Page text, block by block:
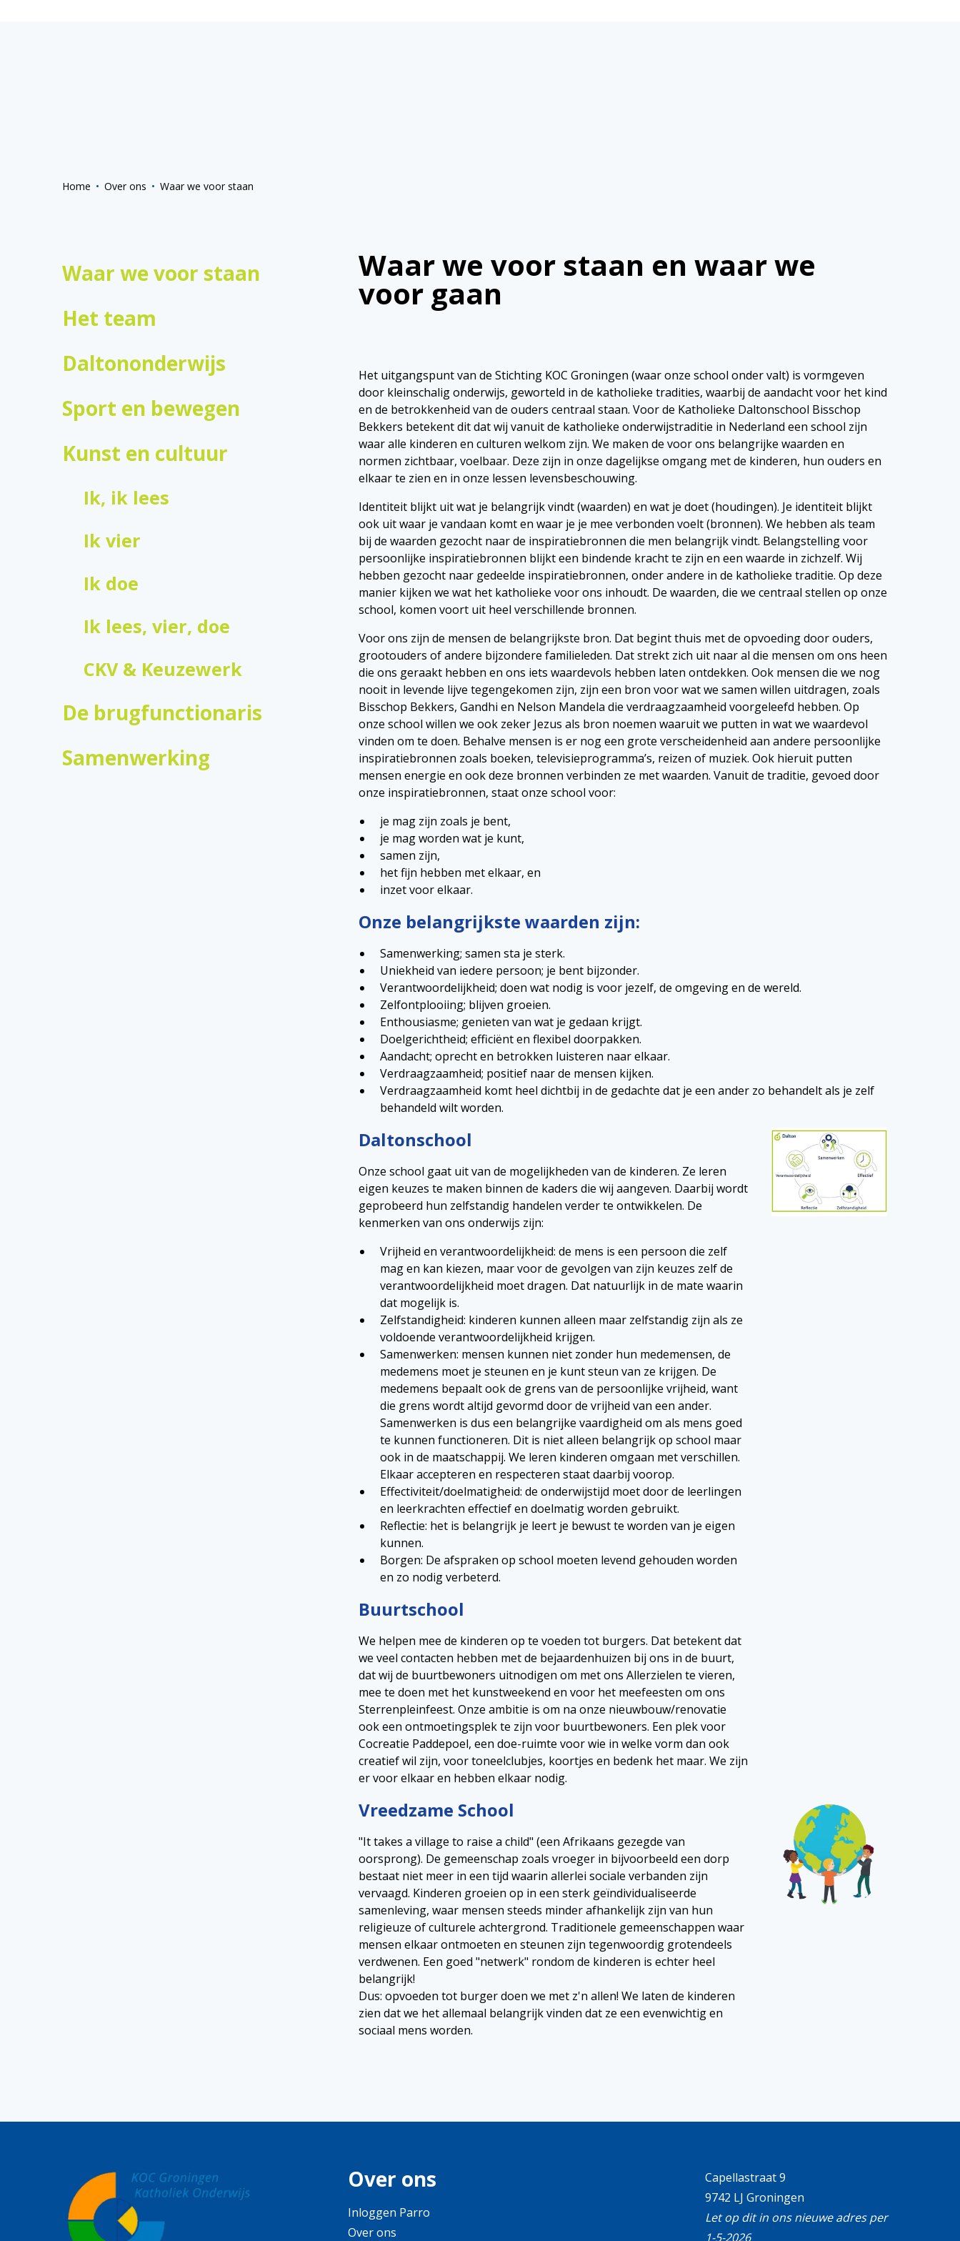
Home Over ons Waar we voor staan
Waar we voor staan
Het team
Daltononderwijs
Sport en bewegen
Kunst en cultuur
Ik, ik lees
Ik vier
Ik doe
Ik lees, vier, doe
CKV & Keuzewerk
De brugfunctionaris
Samenwerking
Waar we voor staan en waar we
voor gaan
Het uitgangspunt van de Stichting KOC Groningen (waar onze school onder valt) is vormgeven
door kleinschalig onderwijs, geworteld in de katholieke tradities, waarbij de aandacht voor het kind
en de betrokkenheid van de ouders centraal staan. Voor de Katholieke Daltonschool Bisschop
Bekkers betekent dit dat wij vanuit de katholieke onderwijstraditie in Nederland een school zijn
waar alle kinderen en culturen welkom zijn. We maken de voor ons belangrijke waarden en
normen zichtbaar, voelbaar. Deze zijn in onze dagelijkse omgang met de kinderen, hun ouders en
elkaar te zien en in onze lessen levensbeschouwing.
Identiteit blijkt uit wat je belangrijk vindt (waarden) en wat je doet (houdingen). Je identiteit blijkt
ook uit waar je vandaan komt en waar je je mee verbonden voelt (bronnen). We hebben als team
bij de waarden gezocht naar de inspiratiebronnen die men belangrijk vindt. Belangstelling voor
persoonlijke inspiratiebronnen blijkt een bindende kracht te zijn en een waarde in zichzelf. Wij
hebben gezocht naar gedeelde inspiratiebronnen, onder andere in de katholieke traditie. Op deze
manier kijken we wat het katholieke voor ons inhoudt. De waarden, die we centraal stellen op onze
school, komen voort uit heel verschillende bronnen.
Voor ons zijn de mensen de belangrijkste bron. Dat begint thuis met de opvoeding door ouders,
grootouders of andere bijzondere familieleden. Dat strekt zich uit naar al die mensen om ons heen
die ons geraakt hebben en ons iets waardevols hebben laten ontdekken. Ook mensen die we nog
nooit in levende lijve tegengekomen zijn, zijn een bron voor wat we samen willen uitdragen, zoals
Bisschop Bekkers, Gandhi en Nelson Mandela die verdraagzaamheid voorgeleefd hebben. Op
onze school willen we ook zeker Jezus als bron noemen waaruit we putten in wat we waardevol
vinden om te doen. Behalve mensen is er nog een grote verscheidenheid aan andere persoonlijke
inspiratiebronnen zoals boeken, televisieprogramma’s, reizen of muziek. Ook hieruit putten
mensen energie en ook deze bronnen verbinden ze met waarden. Vanuit de traditie, gevoed door
onze inspiratiebronnen, staat onze school voor:
je mag zijn zoals je bent,
je mag worden wat je kunt,
samen zijn,
het fijn hebben met elkaar, en
inzet voor elkaar.
Onze belangrijkste waarden zijn:
Samenwerking; samen sta je sterk.
Uniekheid van iedere persoon; je bent bijzonder.
Verantwoordelijkheid; doen wat nodig is voor jezelf, de omgeving en de wereld.
Zelfontplooiing; blijven groeien.
Enthousiasme; genieten van wat je gedaan krijgt.
Doelgerichtheid; efficiënt en flexibel doorpakken.
Aandacht; oprecht en betrokken luisteren naar elkaar.
Verdraagzaamheid; positief naar de mensen kijken.
Verdraagzaamheid komt heel dichtbij in de gedachte dat je een ander zo behandelt als je zelf
behandeld wilt worden.
Daltonschool
Onze school gaat uit van de mogelijkheden van de kinderen. Ze leren
eigen keuzes te maken binnen de kaders die wij aangeven. Daarbij wordt
geprobeerd hun zelfstandig handelen verder te ontwikkelen. De
kenmerken van ons onderwijs zijn:
Vrijheid en verantwoordelijkheid: de mens is een persoon die zelf
mag en kan kiezen, maar voor de gevolgen van zijn keuzes zelf de
verantwoordelijkheid moet dragen. Dat natuurlijk in de mate waarin
dat mogelijk is.
Zelfstandigheid: kinderen kunnen alleen maar zelfstandig zijn als ze
voldoende verantwoordelijkheid krijgen.
Samenwerken: mensen kunnen niet zonder hun medemensen, de
medemens moet je steunen en je kunt steun van ze krijgen. De
medemens bepaalt ook de grens van de persoonlijke vrijheid, want
die grens wordt altijd gevormd door de vrijheid van een ander.
Samenwerken is dus een belangrijke vaardigheid om als mens goed
te kunnen functioneren. Dit is niet alleen belangrijk op school maar
ook in de maatschappij. We leren kinderen omgaan met verschillen.
Elkaar accepteren en respecteren staat daarbij voorop.
Effectiviteit/doelmatigheid: de onderwijstijd moet door de leerlingen
en leerkrachten effectief en doelmatig worden gebruikt.
Reflectie: het is belangrijk je leert je bewust te worden van je eigen
kunnen.
Borgen: De afspraken op school moeten levend gehouden worden
en zo nodig verbeterd.
Buurtschool
We helpen mee de kinderen op te voeden tot burgers. Dat betekent dat
we veel contacten hebben met de bejaardenhuizen bij ons in de buurt,
dat wij de buurtbewoners uitnodigen om met ons Allerzielen te vieren,
mee te doen met het kunstweekend en voor het meefeesten om ons
Sterrenpleinfeest. Onze ambitie is om na onze nieuwbouw/renovatie
ook een ontmoetingsplek te zijn voor buurtbewoners. Een plek voor
Cocreatie Paddepoel, een doe-ruimte voor wie in welke vorm dan ook
creatief wil zijn, voor toneelclubjes, koortjes en bedenk het maar. We zijn
er voor elkaar en hebben elkaar nodig.
Vreedzame School
"It takes a village to raise a child" (een Afrikaans gezegde van
oorsprong). De gemeenschap zoals vroeger in bijvoorbeeld een dorp
bestaat niet meer in een tijd waarin allerlei sociale verbanden zijn
vervaagd. Kinderen groeien op in een sterk geïndividualiseerde
samenleving, waar mensen steeds minder afhankelijk zijn van hun
religieuze of culturele achtergrond. Traditionele gemeenschappen waar
mensen elkaar ontmoeten en steunen zijn tegenwoordig grotendeels
verdwenen. Een goed "netwerk" rondom de kinderen is echter heel
belangrijk!
Dus: opvoeden tot burger doen we met z'n allen! We laten de kinderen
zien dat we het allemaal belangrijk vinden dat ze een evenwichtig en
sociaal mens worden.
Over ons
Inloggen Parro
Over ons
Capellastraat 9
9742 LJ Groningen
Let op dit in ons nieuwe adres per
1-5-2026